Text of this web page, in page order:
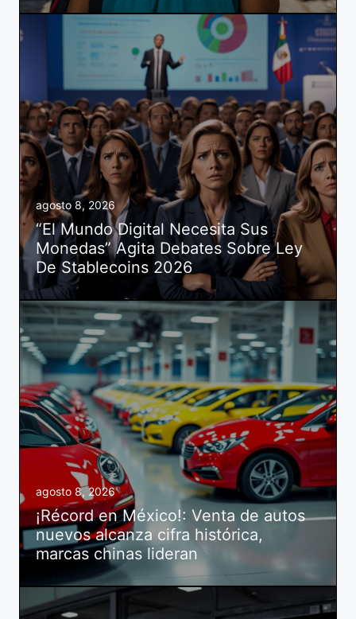
agosto 8, 2026
“El Mundo Digital Necesita Sus
Monedas” Agita Debates Sobre Ley
De Stablecoins 2026
agosto 8, 2026
¡Récord en México!: Venta de autos
nuevos alcanza cifra histórica,
marcas chinas lideran